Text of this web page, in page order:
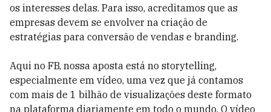
os interesses delas. Para isso, acreditamos que as
empresas devem se envolver na criação de
estratégias para conversão de vendas e branding.
Aqui no FB, nossa aposta está no storytelling,
especialmente em vídeo, uma vez que já contamos
com mais de 1 bilhão de visualizações deste formato
na plataforma diariamente em todo o mundo. O vídeo